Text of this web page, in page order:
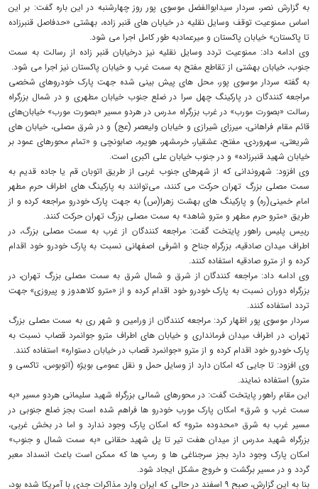
به گزارش نصر، سردار سیدابوالفضل موسوی پور روز چهارشنبه در این باره گفت: بر این
اساس ممنوعیت توقف وسایل نقلیه در خیابان های قنبر زاده، بهشتی «حدفاصل قنبرزاده
تا پاکستان» خیابان پاکستان و میرعمادبه طور کامل اجرا می شود.
وی ادامه داد: ممنوعیت تردد وسایل نقلیه نیز درخیابان قنبر زاده از رسالت به سمت
جنوب، خیابان بهشتی از تقاطع مفتح به سمت غرب و خیابان پاکستان نیز اجرا می شود.
به گفته سردار موسوی پور، محل های پیش بینی شده جهت پارک خودروهای شخصی
مراجعه کنندگان در پارکینگ چهل سرا در ضلع جنوب خیابان مطهری و در شمال بزرگراه
رسالت «بصورت مورب» در غرب بزرگراه مدرس در هردو مسیر «بصورت مورب» خیابان‌های
قائم مقام فراهانی، میرزای شیرازی و خیابان ولیعصر (عج) و در شرق مصلی، خیابان های
شریعتی، سهروردی، مفتح، عشقیار، خرمشهر، هویره، صابونچی و «تمام محورهای عمود بر
خیابان شهید قنبرزاده» و در جنوب خیابان علی اکبری است.
وی افزود: شهروندانی که از شهرهای جنوب غربی از طریق اتوبان قم یا جاده قدیم به
سمت مصلی بزرگ تهران حرکت می کنند، می‌توانند به پارکینگ های اطراف حرم مطهر
امام خمینی(ره) و پارکینگ های بهشت زهرا(س) به جهت پارک خودرو مراجعه کرده و از
طریق «مترو حرم مطهر و مترو شاهد» به سمت مصلی بزرگ تهران حرکت کنند.
رییس پلیس راهور پایتخت گفت: مراجعه کنندگان از غرب به سمت مصلی بزرگ، در
اطراف میدان صادقیه، بزرگراه جناح و اشرفی اصفهانی نسبت به پارک خودرو خود اقدام
کرده و از مترو صادقیه استفاده کنند.
وی ادامه داد: مراجعه کنندگان از شرق و شمال شرق به سمت مصلی بزرگ تهران، در
بزرگراه دوران نسبت به پارک خودرو خود اقدام کرده و از «مترو کلاهدوز و پیروزی» جهت
تردد استفاده کنند.
سردار موسوی پور اظهار کرد: مراجعه کنندگان از ورامین و شهر ری به سمت مصلی بزرگ
تهران، در اطراف میدان فرمانداری و خیابان های اطراف مترو جوانمرد قصاب نسبت به
پارک خودرو خود اقدام کرده و از مترو «جوانمرد قصاب در خیابان دستواره» استفاده کنند.
وی افزود: تا جایی که امکان دارد از وسایل حمل و نقل عمومی بویژه (اتوبوس، تاکسی و
مترو) استفاده نمایند.
این مقام راهور پایتخت گفت: در محورهای شمالی بزرگراه شهید سلیمانی هردو مسیر «به
سمت غرب و شرق» امکان پارک مورب خودرو ها فراهم شده است بجز ضلع جنوبی در
مسیر غرب به شرق «محدوده مترو» که امکان پارک وجود ندارد و اما در بخش غربی،
بزرگراه شهید مدرس از میدان هفت تیر تا پل شهید حقانی «به سمت شمال و جنوب»
امکان پارک وجود دارد بجز سرجناغی ها و رمپ ها که ممکن است باعث انسداد معبر
گردد و در مسیر برگشت و خروج مشکل ایجاد شود.
بنا به این گزارش، صبح ۹ اسفند در حالی که ایران وارد مذاکرات جدی با آمریکا شده بود،